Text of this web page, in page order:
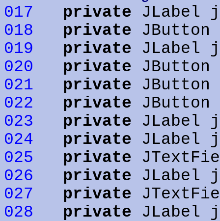
017
private JLabel
018
private JButton
019
private JLabel
020
private
021
private
022
private
023
private JLabel
024
private JLabel
025
private
026
private JLabel
027
private
028
private JLabel